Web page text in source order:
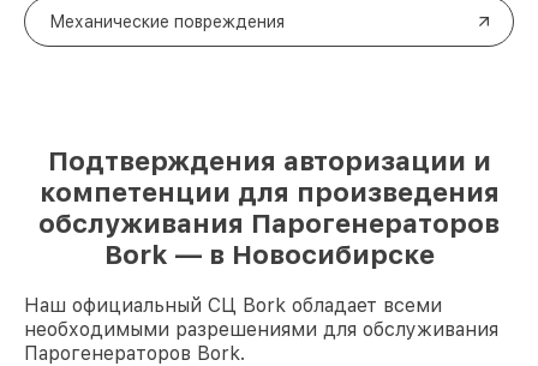
Механические повреждения
Подтверждения авторизации и
компетенции для произведения
обслуживания Парогенераторов
Bork — в Новосибирске
Наш официальный СЦ Bork обладает всеми
необходимыми разрешениями для обслуживания
Парогенераторов Bork.